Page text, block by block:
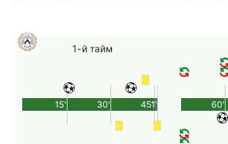
1-й тайм
45'
15' 30' 1' 60'